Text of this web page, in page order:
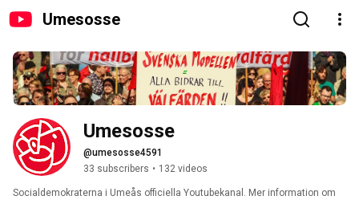
Umesosse
Umesosse
@umesosse4591
33 subscribers • 132 videos
Socialdemokraterna i Umeås officiella Youtubekanal. Mer information om